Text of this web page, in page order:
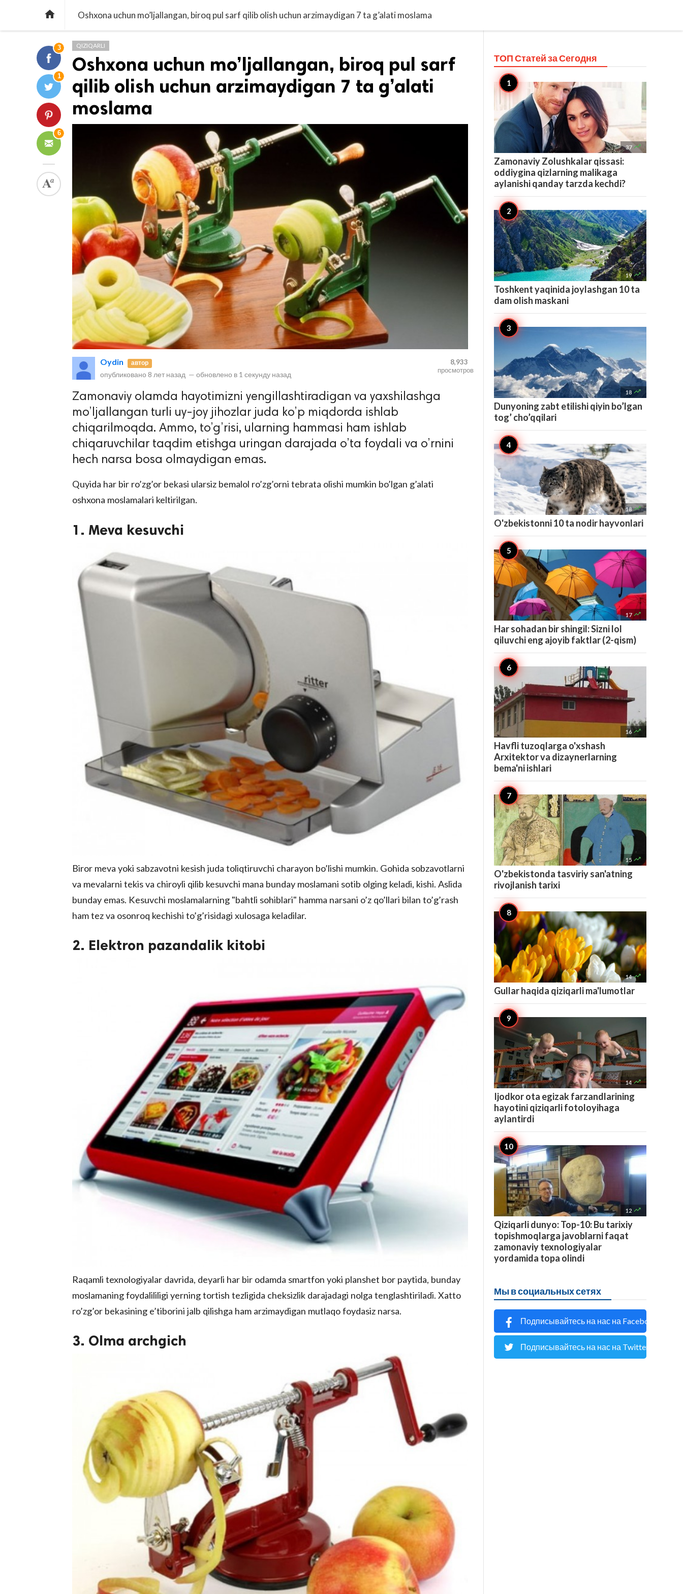
 Oshxona uchun mo’ljallangan, biroq pul sarf qilib olish uchun arzimaydigan 7 ta g’alati moslama
3
1
6
QIZIQARLI
Oshxona uchun mo’ljallangan, biroq pul sarf
qilib olish uchun arzimaydigan 7 ta g’alati
moslama
Oydin автор
опубликовано 8 лет назад — обновлено в 1 секунду назад
8,933
просмотров
Zamonaviy olamda hayotimizni yengillashtiradigan va yaxshilashga
mo’ljallangan turli uy-joy jihozlar juda ko’p miqdorda ishlab
chiqarilmoqda. Ammo, to’g’risi, ularning hammasi ham ishlab
chiqaruvchilar taqdim etishga uringan darajada o’ta foydali va o’rnini
hech narsa bosa olmaydigan emas.
Quyida har bir ro’zg’or bekasi ularsiz bemalol ro’zg’orni tebrata olishi mumkin bo’lgan g’alati
oshxona moslamalari keltirilgan.
1. Meva kesuvchi
Biror meva yoki sabzavotni kesish juda toliqtiruvchi charayon bo’lishi mumkin. Gohida sobzavotlarni
va mevalarni tekis va chiroyli qilib kesuvchi mana bunday moslamani sotib olging keladi, kishi. Aslida
bunday emas. Kesuvchi moslamalarning "bahtli sohiblari" hamma narsani o’z qo’llari bilan to’g’rash
ham tez va osonroq kechishi to’g’risidagi xulosaga keladilar.
2. Elektron pazandalik kitobi
Raqamli texnologiyalar davrida, deyarli har bir odamda smartfon yoki planshet bor paytida, bunday
moslamaning foydalililigi yerning tortish tezligida cheksizlik darajadagi nolga tenglashtiriladi. Xatto
ro’zg’or bekasining e’tiborini jalb qilishga ham arzimaydigan mutlaqo foydasiz narsa.
3. Olma archgich
ТОП Статей заСегодня
37 
Zamonaviy Zolushkalar qissasi:
oddiygina qizlarning malikaga
aylanishi qanday tarzda kechdi?
19 
Toshkent yaqinida joylashgan 10 ta
dam olish maskani
18 
Dunyoning zabt etilishi qiyin bo’lgan
tog’ cho’qqilari
18 
O'zbekistonni 10 ta nodir hayvonlari
17 
Har sohadan bir shingil: Sizni lol
qiluvchi eng ajoyib faktlar (2-qism)
16 
Havfli tuzoqlarga o'xshash
Arxitektor va dizaynerlarning
bema'ni ishlari
15 
O'zbekistonda tasviriy san'atning
rivojlanish tarixi
14 
Gullar haqida qiziqarli ma'lumotlar
14 
Ijodkor ota egizak farzandlarining
hayotini qiziqarli fotoloyihaga
aylantirdi
12 
Qiziqarli dunyo: Top-10: Bu tarixiy
topishmoqlarga javoblarni faqat
zamonaviy texnologiyalar
yordamida topa olindi
Мы в социальных сетях
Подписывайтесь на нас на Facebook
Подписывайтесь на нас на Twitter